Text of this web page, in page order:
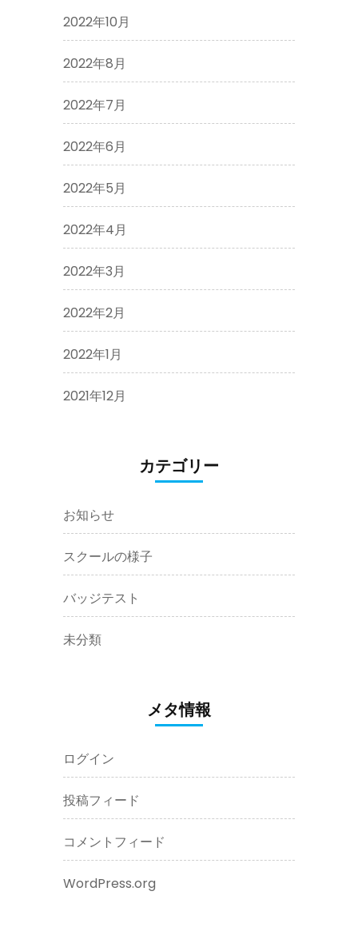
2022年10月
2022年8月
2022年7月
2022年6月
2022年5月
2022年4月
2022年3月
2022年2月
2022年1月
2021年12月
カテゴリー
お知らせ
スクールの様子
バッジテスト
未分類
メタ情報
ログイン
投稿フィード
コメントフィード
WordPress.org